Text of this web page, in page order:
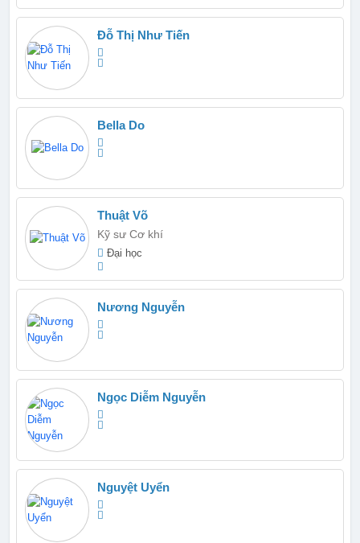
Đỗ Thị Như Tiến
Bella Do
Thuật Võ
Kỹ sư Cơ khí
Đại học
Nương Nguyễn
Ngọc Diễm Nguyễn
Nguyệt Uyển